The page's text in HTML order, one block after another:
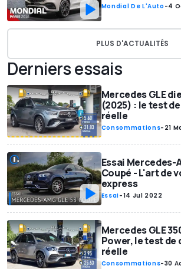
Mondial De L'Auto -4
PLUS D'ACTUALITÉS
Derniers essais
Mercedes GLE
(2025) : le test
réelle
Consommations- 21
Essai Mercedes-
Coupé - L'art de
express
Essai-14 Jul 2022
Mercedes GLE
Power, le test
réelle
Consommations-30